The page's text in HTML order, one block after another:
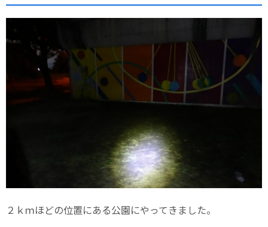
２ｋｍほどの位置にある公園にやってきました。